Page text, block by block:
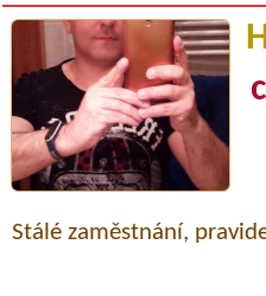
Stálé zaměstnání,